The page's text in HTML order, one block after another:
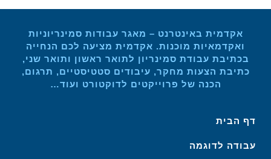
אקדמית באינטרנט – מאגר עבודות סמינריוניות
ואקדמאיות מוכנות. אקדמית מציעה לכם הנחייה
בכתיבת עבודת סמינריון לתואר ראשון ותואר שני,
כתיבת הצעות מחקר, עיבודים סטטיסטיים, תרגום,
הכנה של פרוייקטים לדוקטורט ועוד…
דף הבית
עבודה לדוגמה